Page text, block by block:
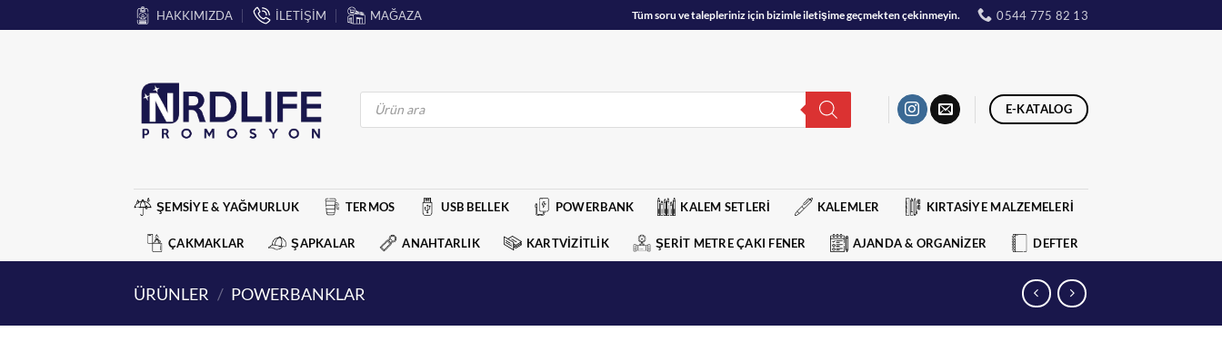
atla
HAKKIMIZDA İLETİŞİM MAĞAZA Tüm soru ve talepleriniz için bizimle iletişime geçmekten çekinmeyin. 0544 775 82 13
Products
search
E-KATALOG
ŞEMSİYE & YAĞMURLUK TERMOS USB BELLEK POWERBANK KALEM SETLERİ KALEMLER KIRTASİYE MALZEMELERİ
ÇAKMAKLAR ŞAPKALAR ANAHTARLIK KARTVİZİTLİK ŞERİT METRE ÇAKI FENER AJANDA & ORGANİZER DEFTER
ÜRÜNLER / POWERBANKLAR